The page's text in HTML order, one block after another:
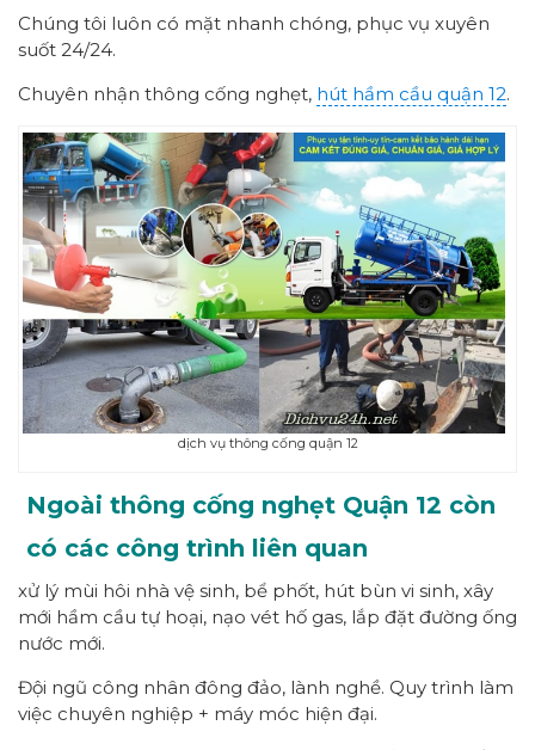
Chúng tôi luôn có mặt nhanh chóng, phục vụ xuyên
suốt 24/24.
Chuyên nhận thông cống nghẹt, hút hầm cầu quận 12.
dịch vụ thông cống quận 12
Ngoài thông cống nghẹt Quận 12 còn
có các công trình liên quan
xử lý mùi hôi nhà vệ sinh, bể phốt, hút bùn vi sinh, xây
mới hầm cầu tự hoại, nạo vét hố gas, lắp đặt đường ống
nước mới.
Đội ngũ công nhân đông đảo, lành nghề. Quy trình làm
việc chuyên nghiệp + máy móc hiện đại.